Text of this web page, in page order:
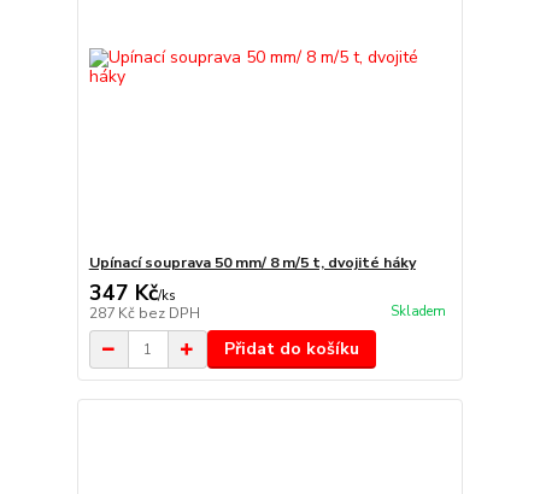
Upínací souprava 50 mm/ 8 m/5 t, dvojité háky
347 Kč/ks
287 Kč bez DPH Skladem
Přidat do košíku